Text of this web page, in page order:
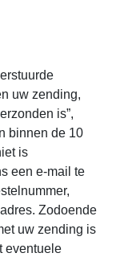
uw zending,
is”,
binnen de 10
is
een e-mail te
Zodoende
uw zending is
eventuele